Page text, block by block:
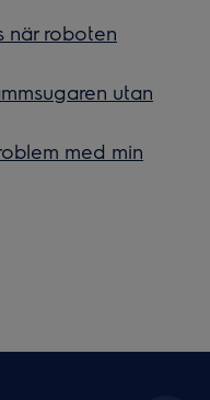
när roboten
utan
med min